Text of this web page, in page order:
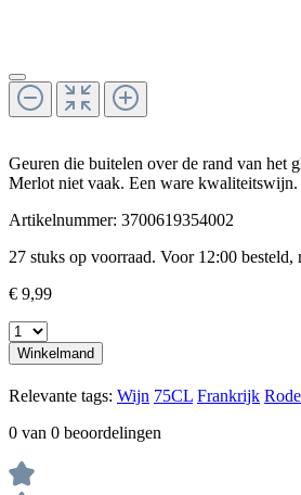
Geuren die buitelen over de rand van het
Merlot niet vaak. Een ware
Artikelnummer: 3700619354002
27 stuks op voorraad. Voor 12:00 besteld,
€ 9,99
Winkelmand
Relevante tags: Wijn 75CL Frankrijk
0 van 0 beoordelingen